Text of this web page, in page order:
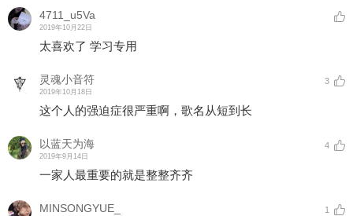
4711_u5Va
2019年10月22日
太喜欢了 学习专用
灵魂小音符
2019年10月18日
3
这个人的强迫症很严重啊，歌名从短到长
以蓝天为海
2019年9月14日
4
一家人最重要的就是整整齐齐
MINSONGYUE_ 1